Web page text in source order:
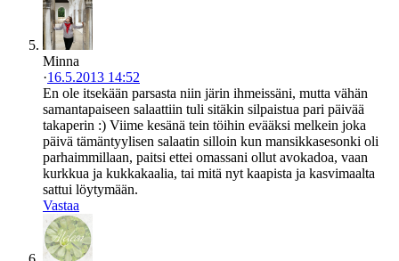
Minna
·16.5.2013 14:52
En ole itsekään parsasta niin järin ihmeissäni, mutta vähän
samantapaiseen salaattiin tuli sitäkin silpaistua pari päivää
takaperin :) Viime kesänä tein töihin evääksi melkein joka
päivä tämäntyylisen salaatin silloin kun mansikkasesonki oli
parhaimmillaan, paitsi ettei omassani ollut avokadoa, vaan
kurkkua ja kukkakaalia, tai mitä nyt kaapista ja kasvimaalta
sattui löytymään.
Vastaa